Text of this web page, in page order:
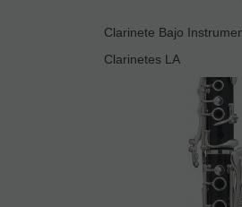
Clarinete Bajo
Clarinetes LA